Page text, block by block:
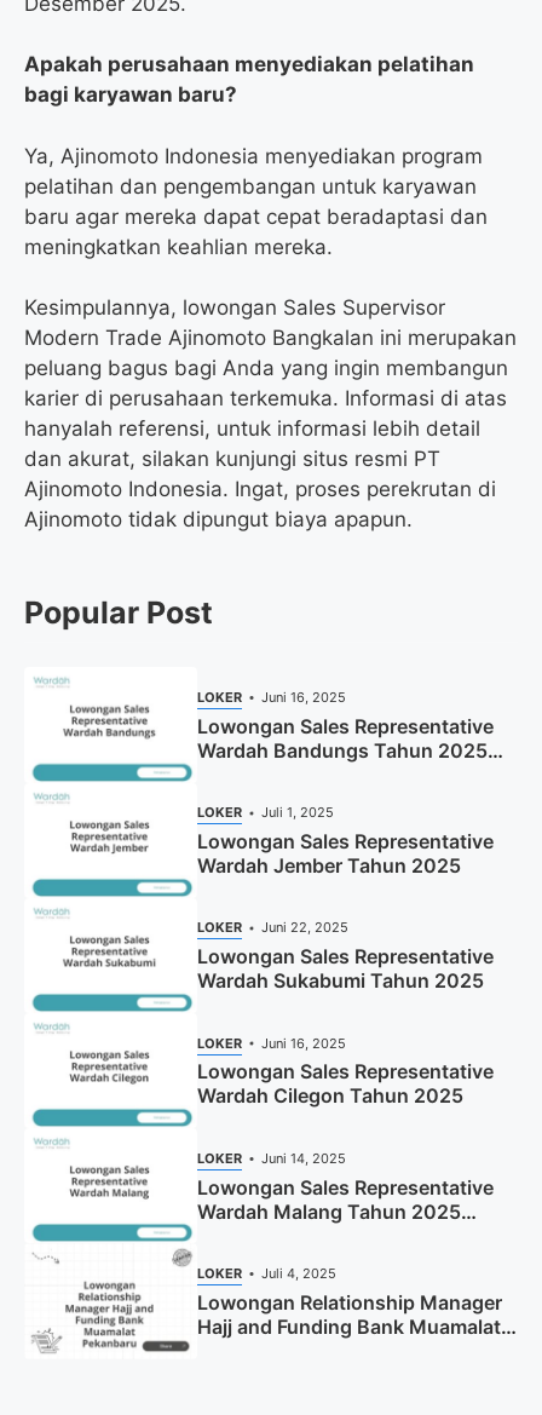
Apakah perusahaan menyediakan pelatihan
bagi karyawan baru?
Ya, Ajinomoto Indonesia menyediakan program
pelatihan dan pengembangan untuk karyawan
baru agar mereka dapat cepat beradaptasi dan
meningkatkan keahlian mereka.
Kesimpulannya, lowongan Sales Supervisor
Modern Trade Ajinomoto Bangkalan ini merupakan
peluang bagus bagi Anda yang ingin membangun
karier di perusahaan terkemuka. Informasi di atas
hanyalah referensi, untuk informasi lebih detail
dan akurat, silakan kunjungi situs resmi PT
Ajinomoto Indonesia. Ingat, proses perekrutan di
Ajinomoto tidak dipungut biaya apapun.
Popular Post
LOKER Juni 16, 2025
Lowongan Sales Representative
Wardah Bandungs Tahun 2025
LOKER Juli 1, 2025
Lowongan Sales Representative
Wardah Jember Tahun 2025
LOKER Juni 22, 2025
Lowongan Sales Representative
Wardah Sukabumi Tahun 2025
LOKER Juni 16, 2025
Lowongan Sales Representative
Wardah Cilegon Tahun 2025
LOKER Juni 14, 2025
Lowongan Sales Representative
Wardah Malang Tahun 2025
LOKER Juli 4, 2025
Lowongan Relationship Manager
Hajj and Funding Bank Muamalat